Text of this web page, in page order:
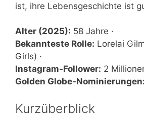
ist, ihre Lebensgeschichte ist
Alter (2025): 58 Jahre ·
Bekannteste Rolle: Lorelai
Girls) ·
Instagram-Follower: 2
Golden Globe-Nominierungen:
Kurzüberblick